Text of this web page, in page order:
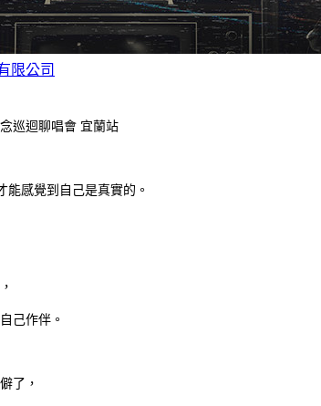
限公司
巡迴聊唱會 宜蘭站
能感覺到自己是真實的。
己作伴。
了，